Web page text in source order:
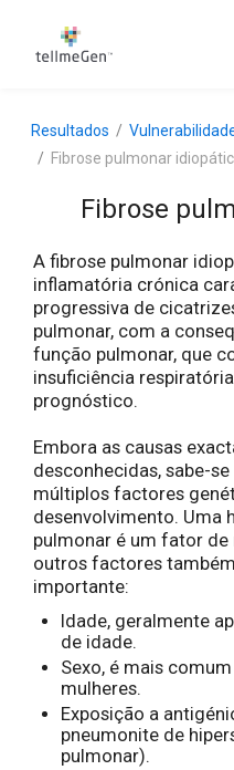
Resultados
Fibrose pulmonar
Fibrose
A fibrose pulmonar
inflamatória crónica
progressiva de
pulmonar, com a
função pulmonar, que
insuficiência
prognóstico.
Embora as causas
desconhecidas, sabe-
múltiplos factores
desenvolvimento. Uma
pulmonar é um fator
outros factores
importante:
Idade, geralmente
de idade.
Sexo, é mais
mulheres.
Exposição a
pneumonite de
pulmonar).